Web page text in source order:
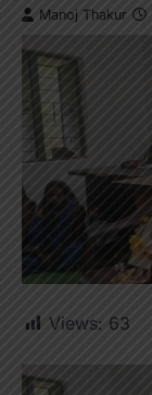
Manoj Thakur
Views: 63